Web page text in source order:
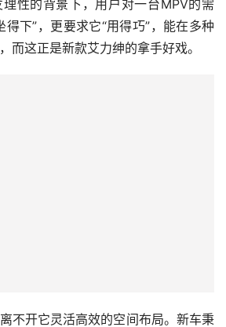
得下”，更要求它“用得巧”，能在多种
而这正是新款艾力绅的拿手好戏。
不开它灵活高效的空间布局。新车秉